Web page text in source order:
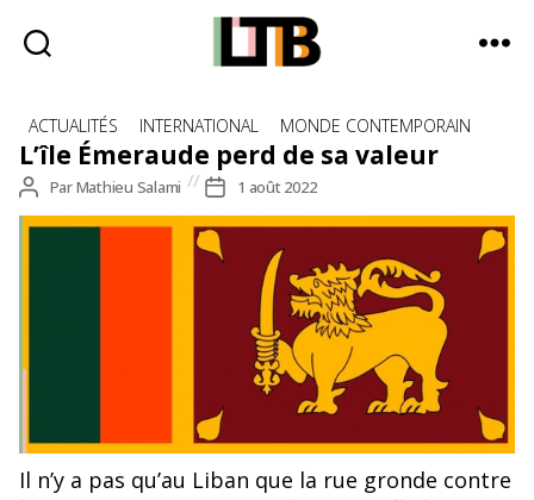
Tote
Bag
-
Média
d'information
quotidienne
Catégories
ACTUALITÉS INTERNATIONAL MONDE CONTEMPORAIN
L’île Émeraude perd de sa valeur
Auteur
de
ParMathieu Salami
Date
de
l’article
1 août 2022
©Public domain pictures
Il n’y a pas qu’au Liban que la rue gronde contre